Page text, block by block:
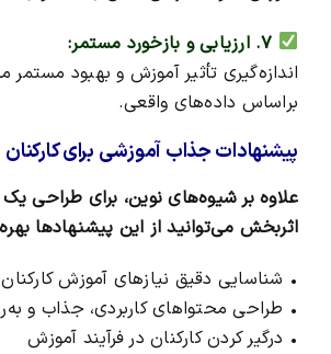
اندازه‌گیری تأثیر آموزش و بهبود
براساس داده‌های واقعی.
پیشنهادات جذاب آموزشی برای کارکنان
علاوه بر شیوه‌های نوین، برای طراحی
اثربخش می‌توانید از این پیشنهادها
• شناسایی دقیق نیازهای آموزش کارکنان
• طراحی محتواهای کاربردی، جذاب و
• درگیر کردن کارکنان در فرآیند آموزش